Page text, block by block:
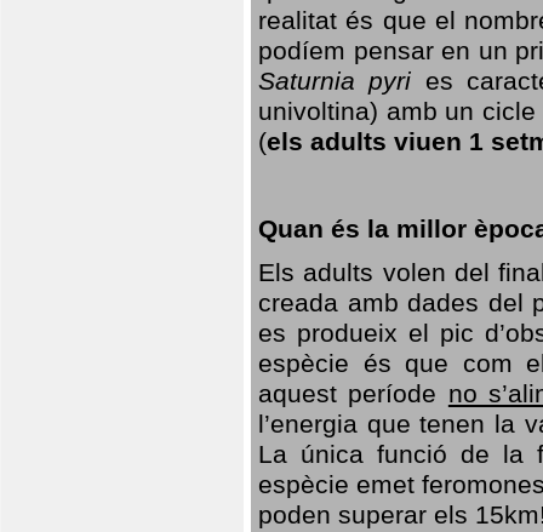
realitat és que el
podíem pensar en un
Saturnia pyri es
univoltina) amb un
(els adults viuen 1
Quan és la millor
Els adults volen del
creada amb dades del
es produeix el pic
espècie és que com
aquest període no
l’energia que tenen la
La única funció de la
espècie emet
poden superar els